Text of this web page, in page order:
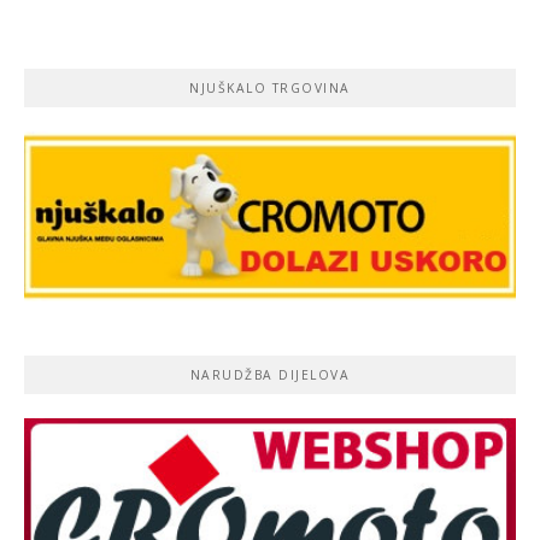
NJUŠKALO TRGOVINA
NARUDŽBA DIJELOVA